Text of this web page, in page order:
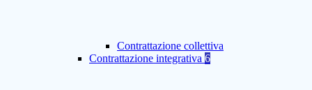
Contrattazione collettiva
Contrattazione integrativa 6